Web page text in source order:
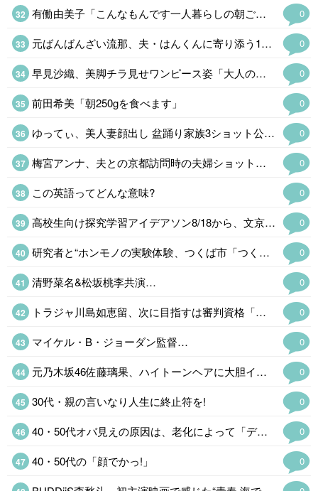
0
有働由美子「こんなもんです一人暮らしの朝ごはん」
0
元ばんばんざい流那、夫・はんくんに寄り添う1歳娘の姿披露に反響「パパ好きなんだね」
0
早見沙織、美脚チラ見せワンピース姿「大人の魅力」
0
前田希美「朝250gを食べます」
0
ゆってぃ、美人妻顔出し 盆踊り家族3ショット公開「仲の良さが伝わる」
0
梅宮アンナ、夫との京都訪問時の夫婦ショット公開「仲睦まじい」
0
この英語ってどんな意味?
0
高校生向け探究学習アイデアソン8/18から、文京学院大
0
研究者と“ホンモノの実験体験、つくば市「つくばまるごとLAB」
0
清野菜名&松坂桃李共演…
0
トラジャ川島如恵留、次に目指すは審判資格「多分28、29個目」
0
マイケル・B・ジョーダン監督…
0
元乃木坂46佐藤璃果、ハイトーンヘアに大胆イメチェン「雰囲気全然違くてびっくり…
0
30代・親の言いなり人生に終止符を!
0
40・50代オバ見えの原因は、老化によって「デカくなった鼻!?」
0
40・50代の「顔でかっ!」